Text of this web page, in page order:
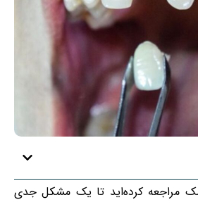
مراجعه کرده‌اید تا یک مشکل جدی